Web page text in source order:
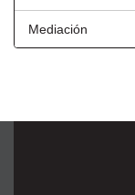
Mediación